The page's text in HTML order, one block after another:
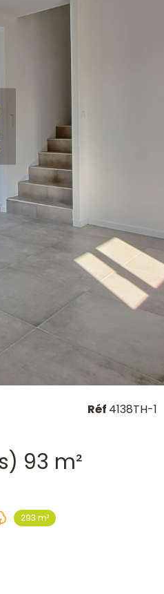
Maison 4 pièce(s) 3 chambre(s) 93 m²
293 m²
Réf 4138TH-1